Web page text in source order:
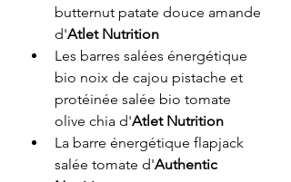
butternut patate douce amande
d'Atlet Nutrition
Les barres salées énergétique
bio noix de cajou pistache et
protéinée salée bio tomate
olive chia d'Atlet Nutrition
La barre énergétique flapjack
salée tomate d'Authentic